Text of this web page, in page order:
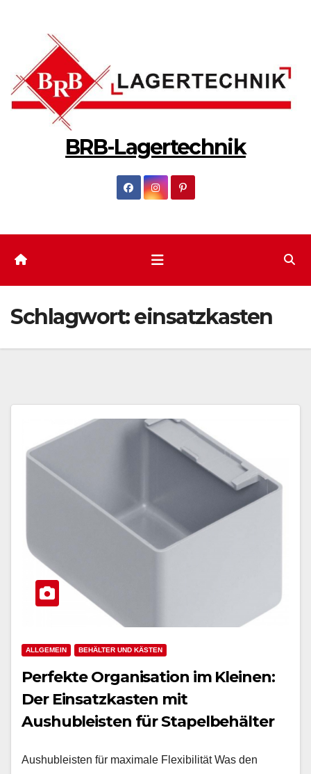
BRB-Lagertechnik
Schlagwort:einsatzkasten
ALLGEMEIN BEHÄLTER UND KÄSTEN
Perfekte Organisation im Kleinen:
Der Einsatzkasten mit
Aushubleisten für Stapelbehälter
Aushubleisten für maximale Flexibilität Was den